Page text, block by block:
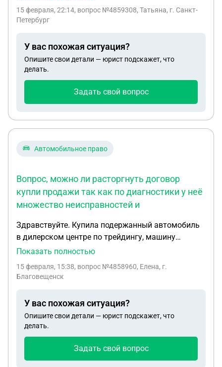
Умер папа, его имущество перешло к моей маме, а
остальным мама ухаживает, родственники "
наследники" с 2016ого года на связь не выходят и
за дом не платят. Можно ли их долю оформить на
маму? Сколько времени они могут считаться
наследниками, если ни в каких госреестрах
документы на наследство?
15 февраля, 22:14, вопрос №4859308, Татьяна, г. Санкт-
Петербург
У вас похожая ситуация?
Опишите свои детали — юрист подскажет, что
делать.
Задать свой вопрос
Автомобильное право
Вопрос, можно ли расторгнуть договор
купли продажи так как по диагностики у неё
множество неисправностей и
Здравствуйте. Купила подержанный автомобиль
в дилерском центре по трейдингу, машину
осмотреть в салоне на техническое состояние не
договор, автомобиль уже выгнали на улицу с
гарантию 2 года на двигатель и вариатор. В
последний момент подписывая договор купли
продажи, в нём прописано что в автомобиле
содержится множество дефектов, о которых
продавец умолчал и так же прописано что
Показать полностью
15 февраля, 15:38, вопрос №4858960, Елена, г.
Благовещенск
У вас похожая ситуация?
Опишите свои детали — юрист подскажет, что
делать.
Задать свой вопрос